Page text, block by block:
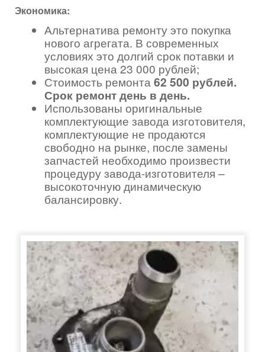
Экономика:
Альтернатива ремонту это покупка
нового агрегата. В современных
условиях это долгий срок потавки и
высокая цена 23 000 рублей;
Стоимость ремонта 62 500 рублей.
Срок ремонт день в день.
Использованы оригинальные
комплектующие завода изготовителя,
комплектующие не продаются
свободно на рынке, после замены
запчастей необходимо произвести
процедуру завода-изготовителя –
высокоточную динамическую
балансировку.